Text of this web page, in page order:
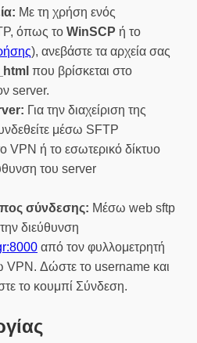
Με τη χρήση ενός
όπως το WinSCP ή το
), ανεβάστε τα αρχεία σας
που βρίσκεται στο
server.
Για την διαχείριση της
μέσω SFTP
VPN ή το εσωτερικό δίκτυο
του server
σύνδεσης: Μέσω web sftp
διεύθυνση
από τον φυλλομετρητή
Δώστε το username και
το κουμπί Σύνδεση.